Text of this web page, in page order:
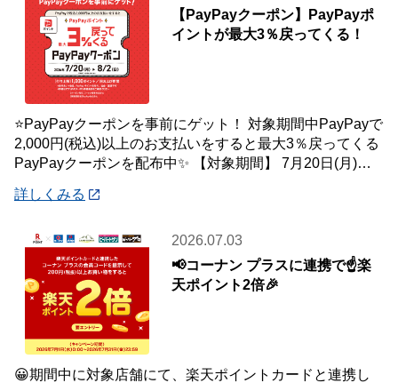
【PayPayクーポン】PayPayポ
イントが最大3％戻ってくる！
⭐PayPayクーポンを事前にゲット！ 対象期間中PayPayで
2,000円(税込)以上のお支払いをすると最大3％戻ってくる
PayPayクーポンを配布中✨ 【対象期間】 7月20日(月)～8
詳しくみる
2026.07.03
📢コーナン プラスに連携で☝️楽
天ポイント2倍🎉
😀期間中に対象店舗にて、楽天ポイントカードと連携し